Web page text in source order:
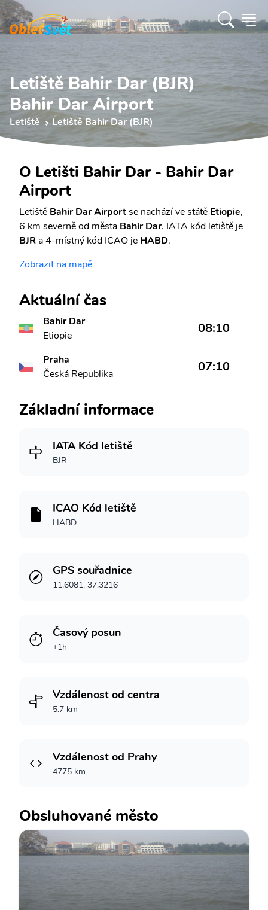
Letiště Bahir Dar (BJR)
Bahir Dar Airport
Letiště Letiště Bahir Dar (BJR)
O Letišti Bahir Dar - Bahir Dar
Airport
Letiště Bahir Dar Airportse nachází ve státě Etiopie,
6 km severně od města Bahir Dar. IATA kód letiště je
BJR a 4-místný kód ICAO je HABD.
Zobrazit na mapě
Aktuální čas
Bahir Dar
Etiopie
08:10
Praha
Česká Republika
07:10
Základní informace
IATA Kód letiště
BJR
ICAO Kód letiště
HABD
GPS souřadnice
11.6081, 37.3216
Časový posun
+1h
Vzdálenost od centra
5.7 km
Vzdálenost od Prahy
4775 km
Obsluhované město